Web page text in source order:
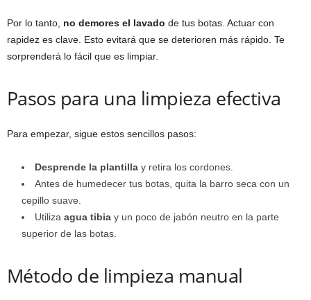
Por lo tanto, no demores el lavado de tus botas. Actuar con
rapidez es clave. Esto evitará que se deterioren más rápido. Te
sorprenderá lo fácil que es limpiar.
Pasos para una limpieza efectiva
Para empezar, sigue estos sencillos pasos:
Desprende la plantilla y retira los cordones.
Antes de humedecer tus botas, quita la barro seca con un
cepillo suave.
Utiliza agua tibia y un poco de jabón neutro en la parte
superior de las botas.
Método de limpieza manual